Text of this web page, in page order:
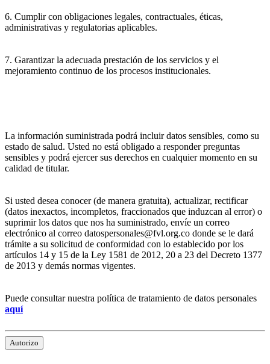
6. Cumplir con obligaciones legales, contractuales, éticas,
administrativas y regulatorias aplicables.
7. Garantizar la adecuada prestación de los servicios y el
mejoramiento continuo de los procesos institucionales.
La información suministrada podrá incluir datos sensibles, como su
estado de salud. Usted no está obligado a responder preguntas
sensibles y podrá ejercer sus derechos en cualquier momento en su
calidad de titular.
Si usted desea conocer (de manera gratuita), actualizar, rectificar
(datos inexactos, incompletos, fraccionados que induzcan al error) o
suprimir los datos que nos ha suministrado, envíe un correo
electrónico al correo datospersonales@fvl.org.co donde se le dará
trámite a su solicitud de conformidad con lo establecido por los
artículos 14 y 15 de la Ley 1581 de 2012, 20 a 23 del Decreto 1377
de 2013 y demás normas vigentes.
Puede consultar nuestra política de tratamiento de datos personales
aquí
Autorizo